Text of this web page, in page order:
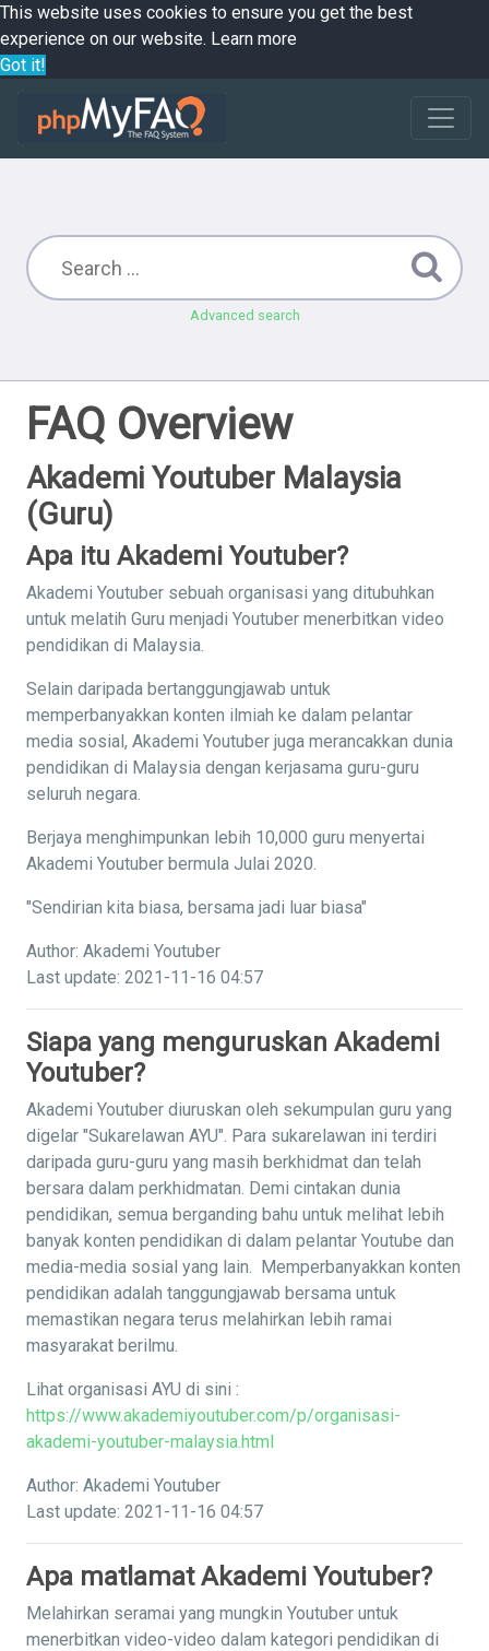
This website uses cookies to ensure you get the best
experience on our website. Learn more
Got it!
Advanced search
FAQ Overview
Akademi Youtuber Malaysia
(Guru)
Apa itu Akademi Youtuber?
Akademi Youtuber sebuah organisasi yang ditubuhkan
untuk melatih Guru menjadi Youtuber menerbitkan video
pendidikan di Malaysia.
Selain daripada bertanggungjawab untuk
memperbanyakkan konten ilmiah ke dalam pelantar
media sosial, Akademi Youtuber juga merancakkan dunia
pendidikan di Malaysia dengan kerjasama guru-guru
seluruh negara.
Berjaya menghimpunkan lebih 10,000 guru menyertai
Akademi Youtuber bermula Julai 2020.
"Sendirian kita biasa, bersama jadi luar biasa"
Author: Akademi Youtuber
Last update: 2021-11-16 04:57
Siapa yang menguruskan Akademi
Youtuber?
Akademi Youtuber diuruskan oleh sekumpulan guru yang
digelar "Sukarelawan AYU". Para sukarelawan ini terdiri
daripada guru-guru yang masih berkhidmat dan telah
bersara dalam perkhidmatan. Demi cintakan dunia
pendidikan, semua berganding bahu untuk melihat lebih
banyak konten pendidikan di dalam pelantar Youtube dan
media-media sosial yang lain. Memperbanyakkan konten
pendidikan adalah tanggungjawab bersama untuk
memastikan negara terus melahirkan lebih ramai
masyarakat berilmu.
Lihat organisasi AYU di sini :
https://www.akademiyoutuber.com/p/organisasi-
akademi-youtuber-malaysia.html
Author: Akademi Youtuber
Last update: 2021-11-16 04:57
Apa matlamat Akademi Youtuber?
Melahirkan seramai yang mungkin Youtuber untuk
menerbitkan video-video dalam kategori pendidikan di